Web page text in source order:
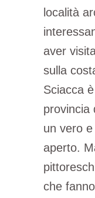
località
aver
sulla
Sciacca
provincia
un vero
aperto.
che